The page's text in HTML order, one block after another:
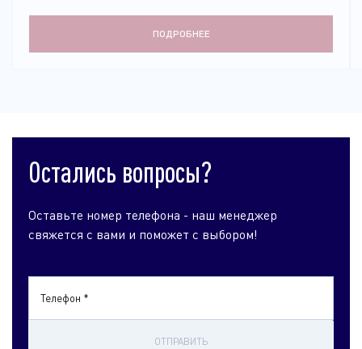
ПОДРОБНЕЕ
Остались вопросы?
Оставьте номер телефона - наш менеджер
свяжется с вами и поможет с выбором!
Телефон *
ОТПРАВИТЬ